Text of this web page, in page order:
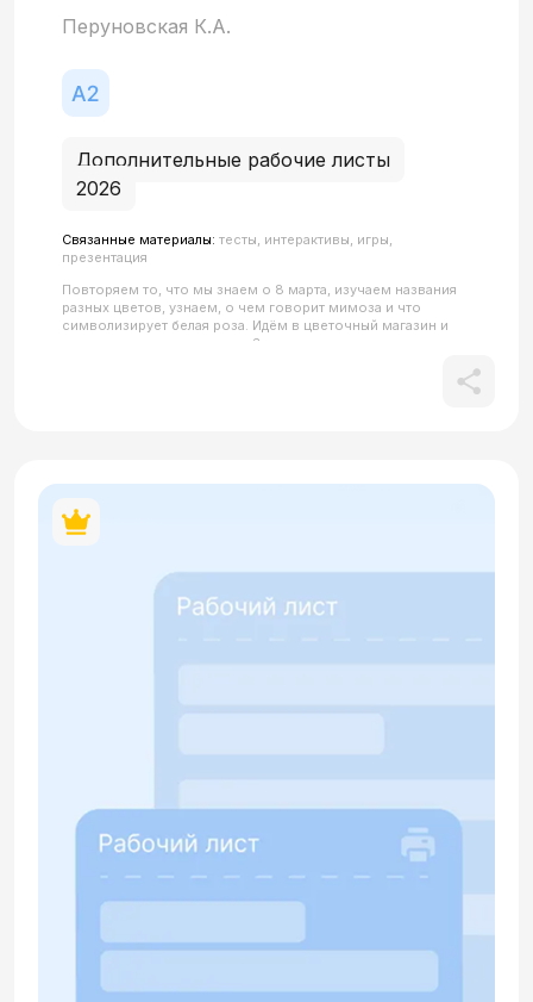
Перуновская К.А.
Дополнительные рабочие листы
2026
Связанные материалы: тесты, интерактивы, игры,
презентация
Повторяем то, что мы знаем о 8 марта, изучаем названия
разных цветов, узнаем, о чем говорит мимоза и что
символизирует белая роза. Идём в цветочный магазин и
покупаем цветы в подарок. Заодно повторяем